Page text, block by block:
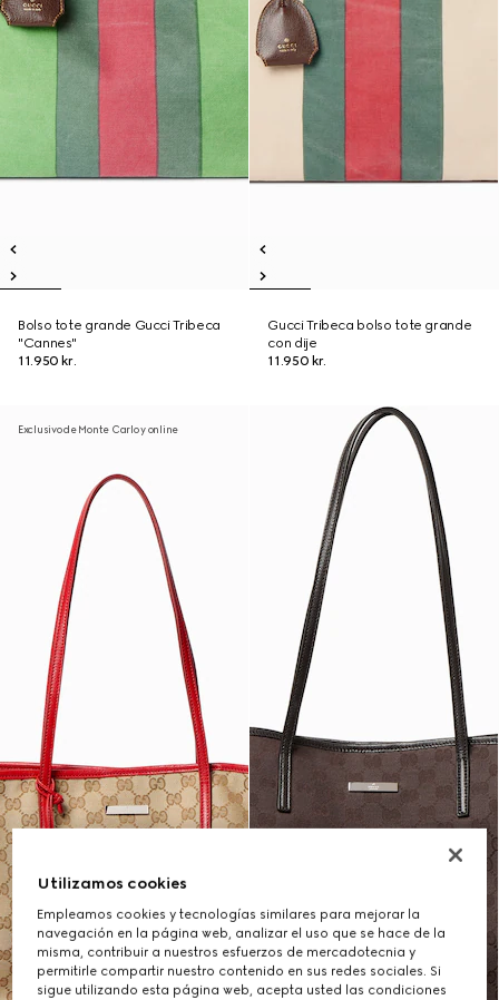
Bolso tote grande Gucci Tribeca
"Cannes"
11.950 kr.
Gucci Tribeca bolso tote grande
con dije
11.950 kr.
Exclusivo de Monte Carlo y online
Utilizamos cookies
Empleamos cookies y tecnologías similares para mejorar la
navegación en la página web, analizar el uso que se hace de la
misma, contribuir a nuestros esfuerzos de mercadotecnia y
permitirle compartir nuestro contenido en sus redes sociales. Si
sigue utilizando esta página web, acepta usted las condiciones